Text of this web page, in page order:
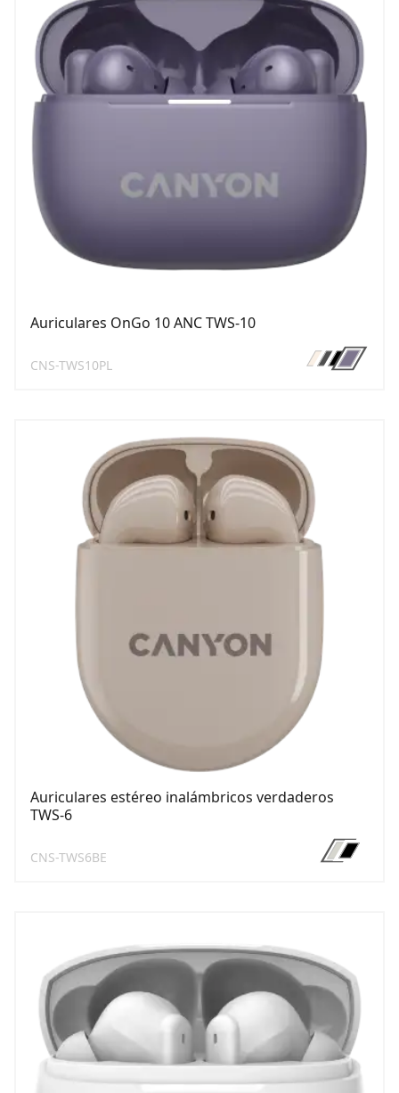
Auriculares OnGo 10 ANC TWS-10
CNS-TWS10PL
Auriculares estéreo inalámbricos verdaderos
TWS-6
CNS-TWS6BE